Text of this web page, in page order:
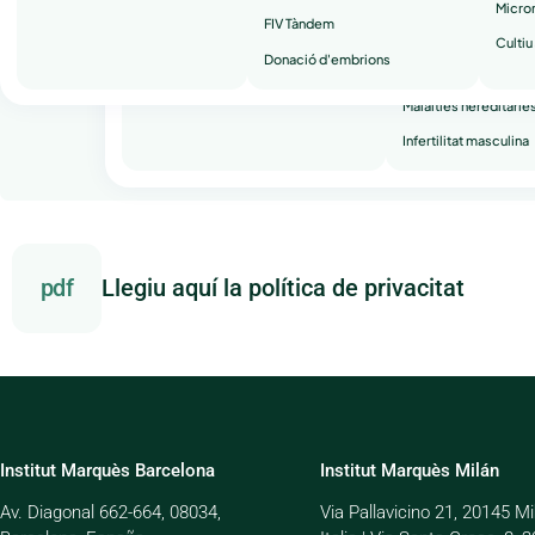
Avortaments de
Malalties
Infertilitat masculina
FIV Tàndem
Donació d'embrions
Cultiu
empresarial
empresa
Txeca, amb
pdf Llegiu aquí la política de privacitat
Institut Marquès Barcelona
Av. Diagonal 662-664, 08034,
Institut Marquès Milán
Via Pallavicino 21, 20145